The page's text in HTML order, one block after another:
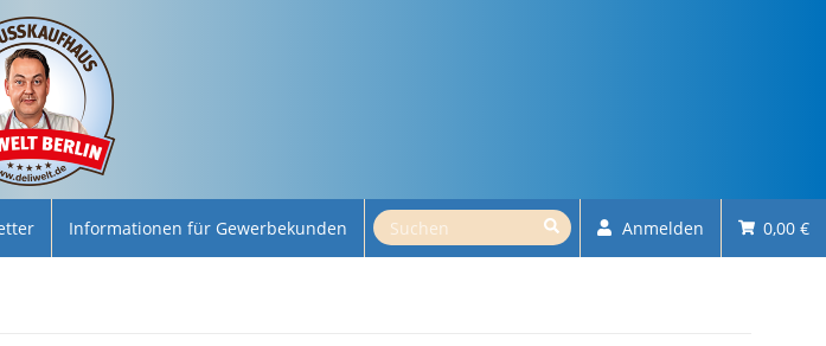
Informationen für Gewerbekunden Anmelden 0,00 €